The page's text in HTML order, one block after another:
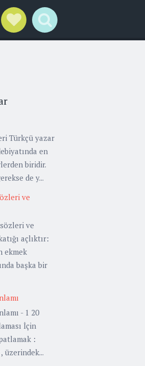
Social Links
Search
Türkçü yazar
en
biridir.
de y...
ve
ve
açlıktır:
ekmek
başka bir
- 1 20
İçin
:
üzerindek...